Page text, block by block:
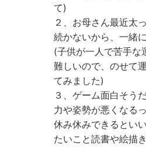
て)
２、お母さん最近太
続かないから、一緒
(子供が一人で苦手な
難しいので、のせて
てみました)
３、ゲーム面白そう
力や姿勢が悪くなる
休み休みできるとい
たいこと読書や絵描